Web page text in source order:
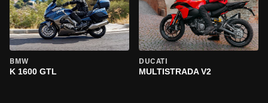
BMW
K 1600 GTL
DUCATI
MULTISTRADA V2